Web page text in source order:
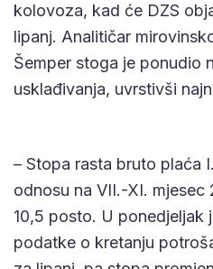
kolovoza, kad će DZS
lipanj. Analitičar
Šemper stoga je ponudio
usklađivanja, uvrstivši
– Stopa rasta bruto plaća
odnosu na VII.-XI.
10,5 posto. U ponedjeljak
podatke o kretanju